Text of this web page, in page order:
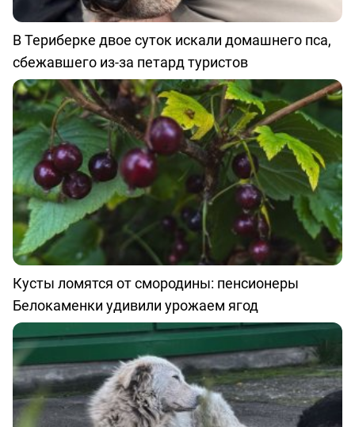
В Териберке двое суток искали домашнего пса,
сбежавшего из-за петард туристов
Кусты ломятся от смородины: пенсионеры
Белокаменки удивили урожаем ягод